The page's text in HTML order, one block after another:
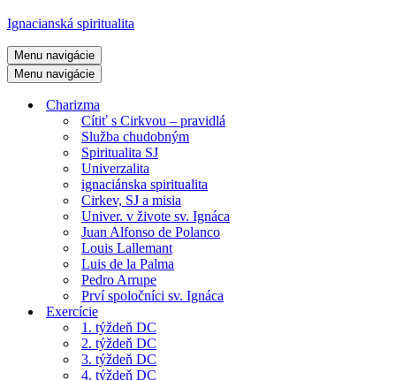
Ignacianská spiritualita
Menu navigácie
Menu navigácie
Charizma
Cítiť s Cirkvou – pravidlá
Služba chudobným
Spiritualita SJ
Univerzalita
ignaciánska spiritualita
Cirkev, SJ a misia
Univer. v živote sv. Ignáca
Juan Alfonso de Polanco
Louis Lallemant
Luis de la Palma
Pedro Arrupe
Prví spoločníci sv. Ignáca
Exercície
1. týždeň DC
2. týždeň DC
3. týždeň DC
4. týždeň DC